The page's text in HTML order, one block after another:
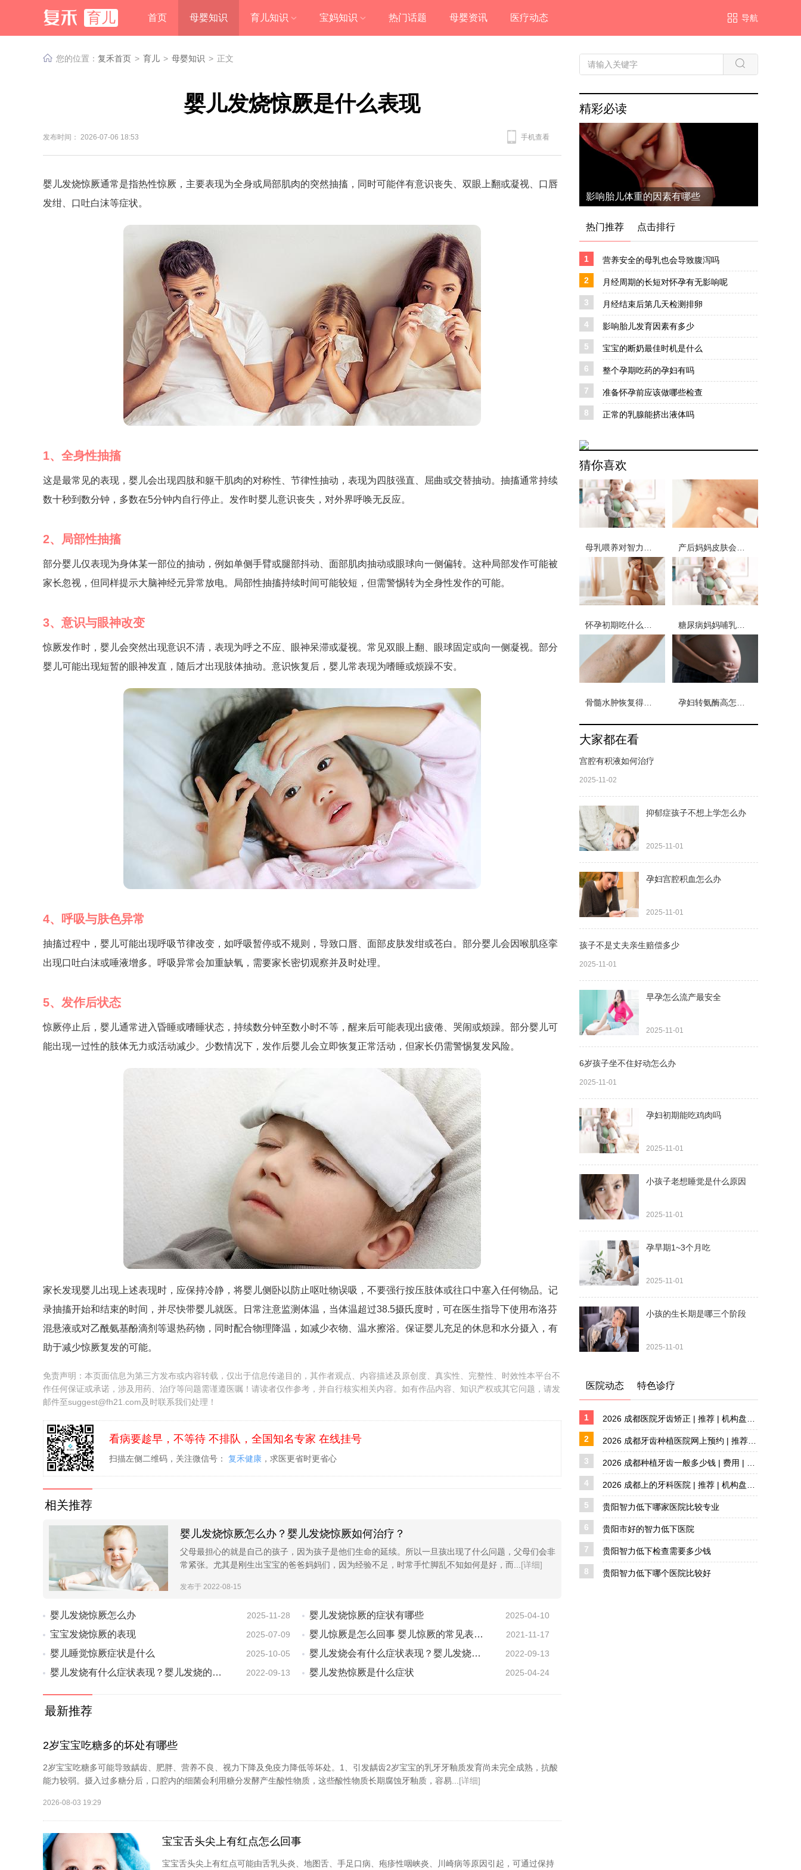
育儿 首页 母婴知识 育儿知识 宝妈知识 热门话题 母婴资讯 医疗动态 导航
您的位置： 复禾首页 > 育儿 > 母婴知识 > 正文
婴儿发烧惊厥是什么表现
发布时间： 2026-07-06 18:53 手机查看
婴儿发烧惊厥通常是指热性惊厥，主要表现为全身或局部肌肉的突然抽搐，同时可能伴有意识丧失、双眼上翻或凝视、口唇
发绀、口吐白沫等症状。
1、全身性抽搐
这是最常见的表现，婴儿会出现四肢和躯干肌肉的对称性、节律性抽动，表现为四肢强直、屈曲或交替抽动。抽搐通常持续
数十秒到数分钟，多数在5分钟内自行停止。发作时婴儿意识丧失，对外界呼唤无反应。
2、局部性抽搐
部分婴儿仅表现为身体某一部位的抽动，例如单侧手臂或腿部抖动、面部肌肉抽动或眼球向一侧偏转。这种局部发作可能被
家长忽视，但同样提示大脑神经元异常放电。局部性抽搐持续时间可能较短，但需警惕转为全身性发作的可能。
3、意识与眼神改变
惊厥发作时，婴儿会突然出现意识不清，表现为呼之不应、眼神呆滞或凝视。常见双眼上翻、眼球固定或向一侧凝视。部分
婴儿可能出现短暂的眼神发直，随后才出现肢体抽动。意识恢复后，婴儿常表现为嗜睡或烦躁不安。
4、呼吸与肤色异常
抽搐过程中，婴儿可能出现呼吸节律改变，如呼吸暂停或不规则，导致口唇、面部皮肤发绀或苍白。部分婴儿会因喉肌痉挛
出现口吐白沫或唾液增多。呼吸异常会加重缺氧，需要家长密切观察并及时处理。
5、发作后状态
惊厥停止后，婴儿通常进入昏睡或嗜睡状态，持续数分钟至数小时不等，醒来后可能表现出疲倦、哭闹或烦躁。部分婴儿可
能出现一过性的肢体无力或活动减少。少数情况下，发作后婴儿会立即恢复正常活动，但家长仍需警惕复发风险。
家长发现婴儿出现上述表现时，应保持冷静，将婴儿侧卧以防止呕吐物误吸，不要强行按压肢体或往口中塞入任何物品。记
录抽搐开始和结束的时间，并尽快带婴儿就医。日常注意监测体温，当体温超过38.5摄氏度时，可在医生指导下使用布洛芬
混悬液或对乙酰氨基酚滴剂等退热药物，同时配合物理降温，如减少衣物、温水擦浴。保证婴儿充足的休息和水分摄入，有
助于减少惊厥复发的可能。
免责声明：本页面信息为第三方发布或内容转载，仅出于信息传递目的，其作者观点、内容描述及原创度、真实性、完整性、时效性本平台不
作任何保证或承诺，涉及用药、治疗等问题需谨遵医嘱！请读者仅作参考，并自行核实相关内容。如有作品内容、知识产权或其它问题，请发
邮件至suggest@fh21.com及时联系我们处理！
看病要趁早，不等待 不排队，全国知名专家 在线挂号
扫描左侧二维码，关注微信号： 复禾健康 ，求医更省时更省心
相关推荐
婴儿发烧惊厥怎么办？婴儿发烧惊厥如何治疗？
父母最担心的就是自己的孩子，因为孩子是他们生命的延续。所以一旦孩出现了什么问题，父母们会非
常紧张。尤其是刚生出宝宝的爸爸妈妈们，因为经验不足，时常手忙脚乱不知如何是好，而... [详细]
发布于 2022-08-15
婴儿发烧惊厥怎么办 2025-11-28 婴儿发烧惊厥的症状有哪些 2025-04-10
宝宝发烧惊厥的表现 2025-07-09 婴儿惊厥是怎么回事 婴儿惊厥的常见表现有什么 2021-11-17
婴儿睡觉惊厥症状是什么 2025-10-05 婴儿发烧会有什么症状表现？婴儿发烧的症状有哪些？ 2022-09-13
婴儿发烧有什么症状表现？婴儿发烧的常见症状表现有哪些？ 2022-09-13 婴儿发热惊厥是什么症状 2025-04-24
最新推荐
2岁宝宝吃糖多的坏处有哪些
2岁宝宝吃糖多可能导致龋齿、肥胖、营养不良、视力下降及免疫力降低等坏处。1、引发龋齿2岁宝宝的乳牙牙釉质发育尚未完全成熟，抗酸
能力较弱。摄入过多糖分后，口腔内的细菌会利用糖分发酵产生酸性物质，这些酸性物质长期腐蚀牙釉质，容易... [详细]
2026-08-03 19:29
宝宝舌头尖上有红点怎么回事
宝宝舌头尖上有红点可能由舌乳头炎、地图舌、手足口病、疱疹性咽峡炎、川崎病等原因引起，可通过保持
精彩必读
影响胎儿体重的因素有哪些
热门推荐 点击排行
1 营养安全的母乳也会导致腹泻吗
2 月经周期的长短对怀孕有无影响呢
3 月经结束后第几天检测排卵
4 影响胎儿发育因素有多少
5 宝宝的断奶最佳时机是什么
6 整个孕期吃药的孕妇有吗
7 准备怀孕前应该做哪些检查
8 正常的乳腺能挤出液体吗
猜你喜欢
大家都在看
宫腔有积液如何治疗
2025-11-02
抑郁症孩子不想上学怎么办
2025-11-01
孕妇宫腔积血怎么办
2025-11-01
孩子不是丈夫亲生赔偿多少
2025-11-01
早孕怎么流产最安全
2025-11-01
6岁孩子坐不住好动怎么办
2025-11-01
孕妇初期能吃鸡肉吗
2025-11-01
小孩子老想睡觉是什么原因
2025-11-01
孕早期1~3个月吃
2025-11-01
小孩的生长期是哪三个阶段
2025-11-01
医院动态 特色诊疗
1
2
3
4
5 贵阳智力低下哪家医院比较专业
6 贵阳市好的智力低下医院
7 贵阳智力低下检查需要多少钱
8 贵阳智力低下哪个医院比较好